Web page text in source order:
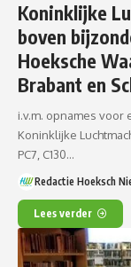
Koninklijke
boven
Hoeksche
Brabant en
i.v.m. opnames voor
Koninklijke
PC7, C130…
Redactie Hoeksch
Lees verder